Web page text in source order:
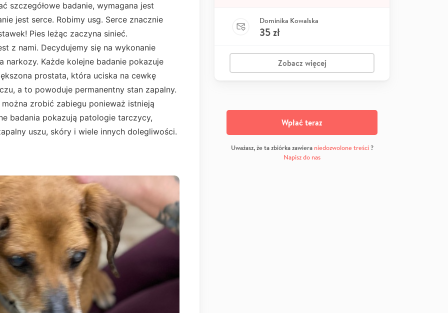
szczegółowe badanie, wymagana jest
jest serce. Robimy usg. Serce znacznie
Pies leżąc zaczyna sinieć.
z nami. Decydujemy się na wykonanie
Każde kolejne badanie pokazuje
prostata, która uciska na cewkę
a to powoduje permanentny stan zapalny.
zrobić zabiegu ponieważ istnieją
badania pokazują patologie tarczycy,
uszu, skóry i wiele innych dolegliwości.
Dominika Kowalska
35zł
Zobacz więcej
Wpłać teraz
Uważasz, że ta zbiórka zawiera niedozwolone treści?
Napisz do nas